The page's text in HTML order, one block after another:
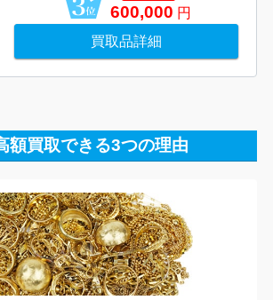
600,000 円
買取品詳細
額買取できる3つの理由